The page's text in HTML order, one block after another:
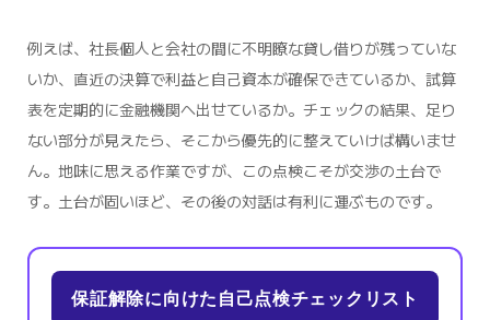
例えば、社長個人と会社の間に不明瞭な貸し借りが残っていな
いか、直近の決算で利益と自己資本が確保できているか、試算
表を定期的に金融機関へ出せているか。チェックの結果、足り
ない部分が見えたら、そこから優先的に整えていけば構いませ
ん。地味に思える作業ですが、この点検こそが交渉の土台で
す。土台が固いほど、その後の対話は有利に運ぶものです。
保証解除に向けた自己点検チェックリスト